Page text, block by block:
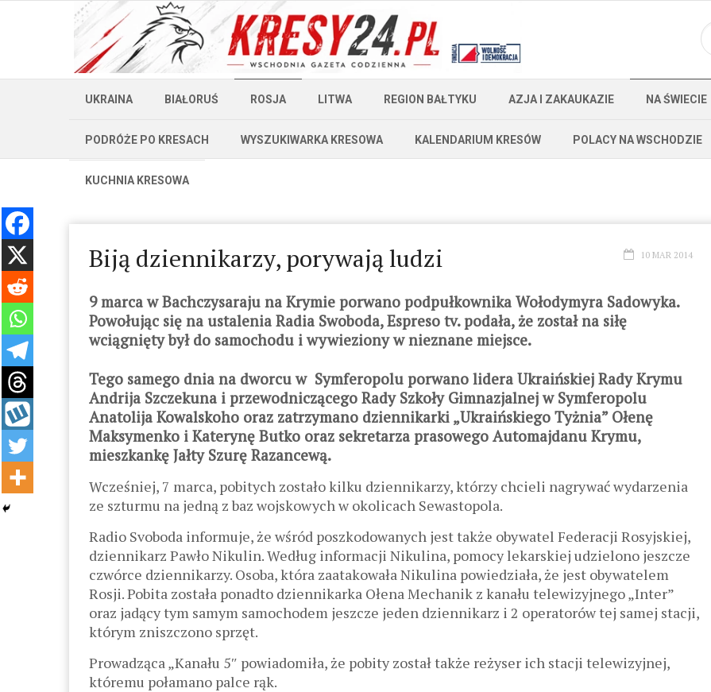
UKRAINA BIAŁORUŚ ROSJA LITWA REGION BAŁTYKU AZJA I ZAKAUKAZIE NA ŚWIECIE
PODRÓŻE PO KRESACH WYSZUKIWARKA KRESOWA KALENDARIUM KRESÓW POLACY NA WSCHODZIE
KUCHNIA KRESOWA
Biją dziennikarzy, porywają ludzi 10 MAR 2014
9 marca w Bachczysaraju na Krymie porwano podpułkownika Wołodymyra Sadowyka.
Powołując się na ustalenia Radia Swoboda, Espreso tv. podała, że został na siłę
wciągnięty był do samochodu i wywieziony w nieznane miejsce.
Tego samego dnia na dworcu w Symferopolu porwano lidera Ukraińskiej Rady Krymu
Andrija Szczekuna i przewodniczącego Rady Szkoły Gimnazjalnej w Symferopolu
Anatolija Kowalskoho oraz zatrzymano dziennikarki „Ukraińskiego Tyżnia” Ołenę
Maksymenko i Katerynę Butko oraz sekretarza prasowego Automajdanu Krymu,
mieszkankę Jałty Szurę Razancewą.
Wcześniej, 7 marca, pobitych zostało kilku dziennikarzy, którzy chcieli nagrywać wydarzenia
ze szturmu na jedną z baz wojskowych w okolicach Sewastopola.
Radio Svoboda informuje, że wśród poszkodowanych jest także obywatel Federacji Rosyjskiej,
dziennikarz Pawło Nikulin. Według informacji Nikulina, pomocy lekarskiej udzielono jeszcze
czwórce dziennikarzy. Osoba, która zaatakowała Nikulina powiedziała, że jest obywatelem
Rosji. Pobita została ponadto dziennikarka Ołena Mechanik z kanału telewizyjnego „Inter”
oraz jadący tym samym samochodem jeszcze jeden dziennikarz i 2 operatorów tej samej stacji,
którym zniszczono sprzęt.
Prowadząca „Kanału 5″ powiadomiła, że pobity został także reżyser ich stacji telewizyjnej,
któremu połamano palce rąk.